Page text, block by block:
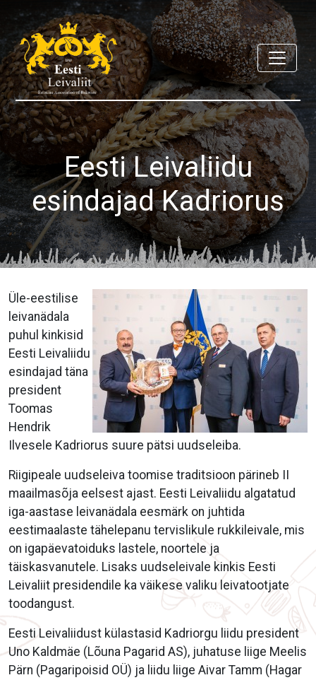
Eesti Leivaliidu
esindajad Kadriorus
Üle-eestilise
leivanädala
puhul kinkisid
Eesti Leivaliidu
esindajad täna
president
Toomas
Hendrik
Ilvesele Kadriorus suure pätsi uudseleiba.
Riigipeale uudseleiva toomise traditsioon pärineb II
maailmasõja eelsest ajast. Eesti Leivaliidu algatatud
iga-aastase leivanädala eesmärk on juhtida
eestimaalaste tähelepanu tervislikule rukkileivale, mis
on igapäevatoiduks lastele, noortele ja
täiskasvanutele. Lisaks uudseleivale kinkis Eesti
Leivaliit presidendile ka väikese valiku leivatootjate
toodangust.
Eesti Leivaliidust külastasid Kadriorgu liidu president
Uno Kaldmäe (Lõuna Pagarid AS), juhatuse liige Meelis
Pärn (Pagaripoisid OÜ) ja liidu liige Aivar Tamm (Hagar